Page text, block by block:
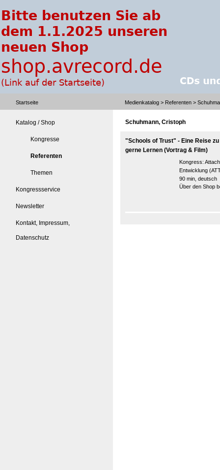
Startseite Medienkatalog > Referenten >
Katalog / Shop
Kongresse
Referenten
Themen
Kongressservice
Newsletter
Kontakt, Impressum,
Datenschutz
Schuhmann, Cristoph
"Schools of Trust" - Eine Reise
gerne Lernen (Vortrag & Film)
Kongress:
Entwicklung
90 min, deutsch
Über den Shop